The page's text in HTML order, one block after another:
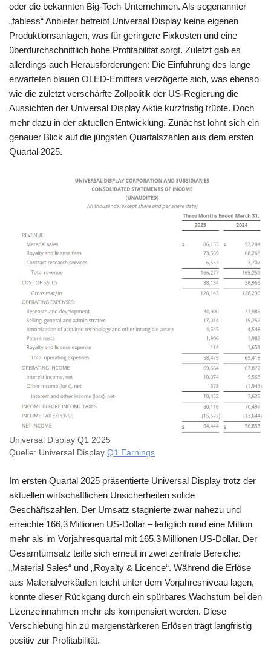
oder die bekannten Big-Tech-Unternehmen. Als sogenannter
„fabless“ Anbieter betreibt Universal Display keine eigenen
Produktionsanlagen, was für geringere Fixkosten und eine
überdurchschnittlich hohe Profitabilität sorgt. Zuletzt gab es
allerdings auch Herausforderungen: Die Einführung des lange
erwarteten blauen OLED-Emitters verzögerte sich, was ebenso
wie die zuletzt verschärfte Zollpolitik der US-Regierung die
Aussichten der Universal Display Aktie kurzfristig trübte. Doch
mehr dazu in der aktuellen Entwicklung. Zunächst lohnt sich ein
genauer Blick auf die jüngsten Quartalszahlen aus dem ersten
Quartal 2025.
Universal Display Q1 2025
Quelle: Universal Display Q1 Earnings
Im ersten Quartal 2025 präsentierte Universal Display trotz der
aktuellen wirtschaftlichen Unsicherheiten solide
Geschäftszahlen. Der Umsatz stagnierte zwar nahezu und
erreichte 166,3 Millionen US-Dollar – lediglich rund eine Million
mehr als im Vorjahresquartal mit 165,3 Millionen US-Dollar. Der
Gesamtumsatz teilte sich erneut in zwei zentrale Bereiche:
„Material Sales“ und „Royalty & Licence“. Während die Erlöse
aus Materialverkäufen leicht unter dem Vorjahresniveau lagen,
konnte dieser Rückgang durch ein spürbares Wachstum bei den
Lizenzeinnahmen mehr als kompensiert werden. Diese
Verschiebung hin zu margenstärkeren Erlösen trägt langfristig
positiv zur Profitabilität.